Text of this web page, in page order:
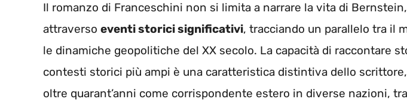
Il romanzo di Franceschini non si limita a narrare la vita di
attraverso eventi storici significativi, tracciando un parallelo tra il
le dinamiche geopolitiche del XX secolo. La capacità di raccontare
contesti storici più ampi è una caratteristica distintiva dello
oltre quarant’anni come corrispondente estero in diverse nazioni,